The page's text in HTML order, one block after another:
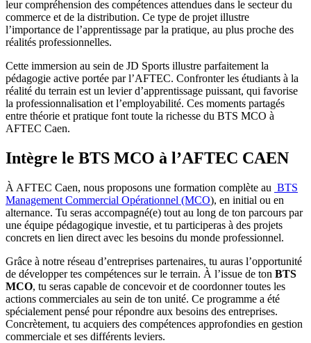
leur compréhension des compétences attendues dans le secteur du
commerce et de la distribution. Ce type de projet illustre
l’importance de l’apprentissage par la pratique, au plus proche des
réalités professionnelles.
Cette immersion au sein de JD Sports illustre parfaitement la
pédagogie active portée par l’AFTEC. Confronter les étudiants à la
réalité du terrain est un levier d’apprentissage puissant, qui favorise
la professionnalisation et l’employabilité. Ces moments partagés
entre théorie et pratique font toute la richesse du BTS MCO à
AFTEC Caen.
Intègre le BTS MCO à l’AFTEC CAEN
À AFTEC Caen, nous proposons une formation complète au BTS
Management Commercial Opérationnel (MCO), en initial ou en
alternance. Tu seras accompagné(e) tout au long de ton parcours par
une équipe pédagogique investie, et tu participeras à des projets
concrets en lien direct avec les besoins du monde professionnel.
Grâce à notre réseau d’entreprises partenaires, tu auras l’opportunité
de développer tes compétences sur le terrain. À l’issue de ton BTS
MCO, tu seras capable de concevoir et de coordonner toutes les
actions commerciales au sein de ton unité. Ce programme a été
spécialement pensé pour répondre aux besoins des entreprises.
Concrètement, tu acquiers des compétences approfondies en gestion
commerciale et ses différents leviers.